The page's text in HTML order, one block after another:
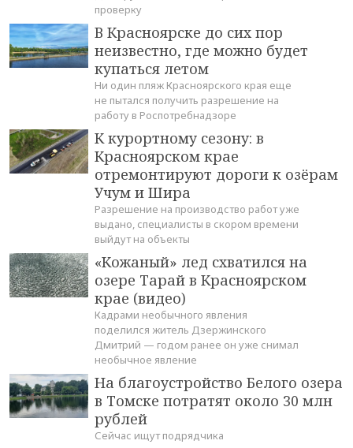
проверку
В Красноярске до сих пор
неизвестно, где можно будет
купаться летом
Ни один пляж Красноярского края еще
не пытался получить разрешение на
работу в Роспотребнадзоре
К курортному сезону: в
Красноярском крае
отремонтируют дороги к озёрам
Учум и Шира
Разрешение на производство работ уже
выдано, специалисты в скором времени
выйдут на объекты
«Кожаный» лед схватился на
озере Тарай в Красноярском
крае (видео)
Кадрами необычного явления
поделился житель Дзержинского
Дмитрий — годом ранее он уже снимал
необычное явление
На благоустройство Белого озера
в Томске потратят около 30 млн
рублей
Сейчас ищут подрядчика